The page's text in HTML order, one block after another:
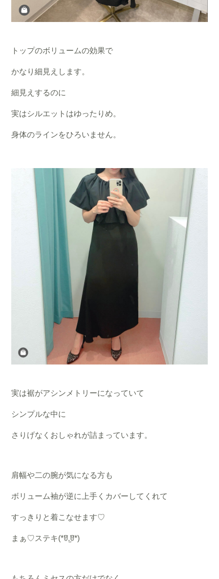
トップのボリュームの効果で
かなり細見えします。
細見えするのに
実はシルエットはゆったりめ。
身体のラインをひろいません。
実は裾がアシンメトリーになっていて
シンプルな中に
さりげなくおしゃれが詰まっています。
肩幅や二の腕が気になる方も
ボリューム袖が逆に上手くカバーしてくれて
すっきりと着こなせます♡
まぁ♡ステキ(*ꆤ.̫ꆤ*)